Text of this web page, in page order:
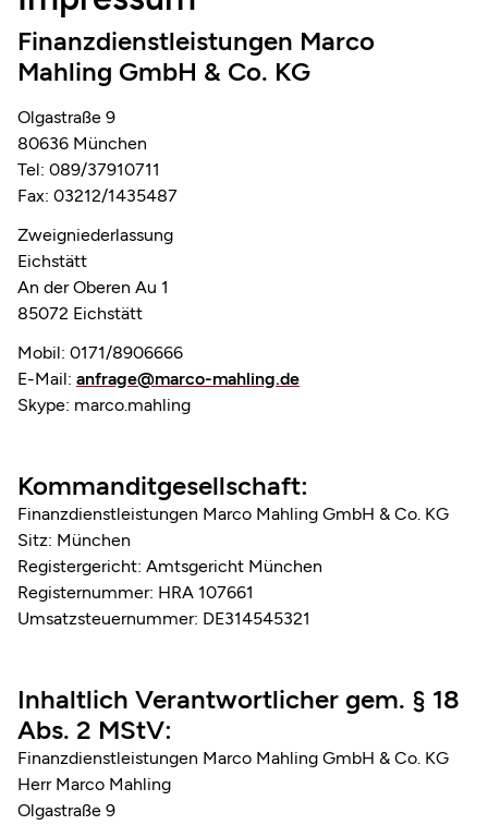
Finanzdienstleistungen Marco
Mahling GmbH & Co. KG
Olgastraße 9
80636 München
Tel: 089/37910711
Fax: 03212/1435487
Zweigniederlassung
Eichstätt
An der Oberen Au 1
85072 Eichstätt
Mobil: 0171/8906666
E-Mail: anfrage@marco-mahling.de
Skype: marco.mahling
Kommanditgesellschaft:
Finanzdienstleistungen Marco Mahling GmbH & Co. KG
Sitz: München
Registergericht: Amtsgericht München
Registernummer: HRA 107661
Umsatzsteuernummer: DE314545321
Inhaltlich Verantwortlicher gem. § 18
Abs. 2 MStV:
Finanzdienstleistungen Marco Mahling GmbH & Co. KG
Herr Marco Mahling
Olgastraße 9